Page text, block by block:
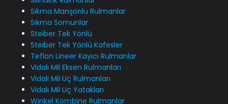
Sıkma Manşonlu Rulmanlar
Sıkma Somunlar
Steiber Tek Yönlü
Steiber Tek Yönlü Kafesler
Teflon Lineer Kayıcı Rulmanlar
Vidalı Mil Eksen Rulmanları
Vidalı Mil Uç Rulmanları
Vidalı Mil Uç Yatakları
Winkel Kombine Rulmanlar